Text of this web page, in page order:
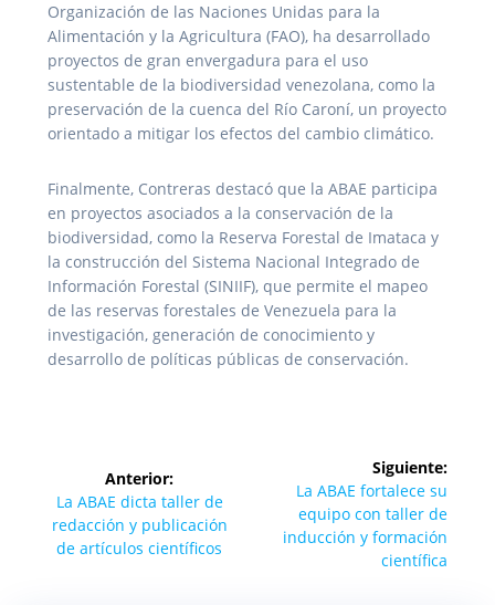
Organización de las Naciones Unidas para la
Alimentación y la Agricultura (FAO), ha desarrollado
proyectos de gran envergadura para el uso
sustentable de la biodiversidad venezolana, como la
preservación de la cuenca del Río Caroní, un proyecto
orientado a mitigar los efectos del cambio climático.
Finalmente, Contreras destacó que la ABAE participa
en proyectos asociados a la conservación de la
biodiversidad, como la Reserva Forestal de Imataca y
la construcción del Sistema Nacional Integrado de
Información Forestal (SINIIF), que permite el mapeo
de las reservas forestales de Venezuela para la
investigación, generación de conocimiento y
desarrollo de políticas públicas de conservación.
de
entradas
Anterior:
Entrada
anterior:
La ABAE dicta taller de
redacción y publicación
de artículos científicos
Siguiente:
Siguiente
entrada:
La ABAE fortalece su
equipo con taller de
inducción y formación
científica